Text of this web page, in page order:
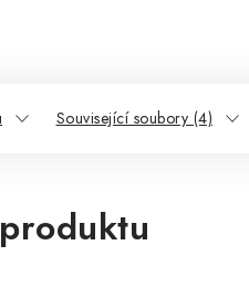
Související soubory (4)